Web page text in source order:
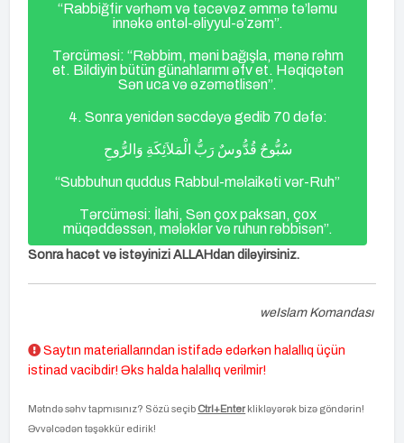
“Rabbiğfir vərhəm və təcəvəz əmmə tə’ləmu
innəkə əntəl-əliyyul-ə’zəm”.
Tərcüməsi: “Rəbbim, məni bağışla, mənə rəhm
et. Bildiyin bütün günahlarımı əfv et. Həqiqətən
Sən uca və əzəmətlisən”.
4. Sonra yenidən səcdəyə gedib 70 dəfə:
سُبُّوحٌ قُدُّوسٌ رَبُّ الْمَلاَئِكَةِ وَالرُّوحِ
“Subbuhun quddus Rabbul-məlaikəti vər-Ruh”
Tərcüməsi: İlahi, Sən çox paksan, çox
müqəddəssən, mələklər və ruhun rəbbisən”.
Sonra hacət və istəyinizi ALLAHdan diləyirsiniz.
weIslam Komandası
Saytın materiallarından istifadə edərkən halallıq üçün
istinad vacibdir! Əks halda halallıq verilmir!
Mətndə səhv tapmısınız? Sözü seçib Ctrl+Enter klikləyərək bizə göndərin!
Əvvəlcədən təşəkkür edirik!